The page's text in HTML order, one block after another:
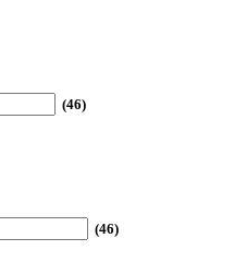
(46)
(46)